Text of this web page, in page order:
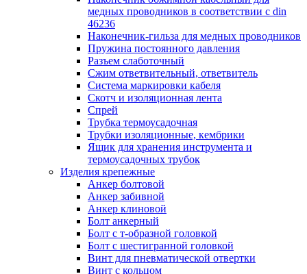
Потолочный профиль для
Разделитель для лотка
Рейки профильные
несущие
Секция угловая для кабельных
Соединитель для кабельных
Каналы настенного и потолочного
Зажим кабельный для кабель-
Кабель-канал
Кабель-канал напольный
Кабель-канал настенный
Коробка монтажная для
кабель-канала
Коробка распределительная для
кабель-каналов
Крышка для настенного кабель-
Панель лицевая для настенного
канала
Перегородка разделительная для
настенного кабель-канала
медных проводников в соответствии с din
46236
Наконечник-гильза для медных проводников
Пружина постоянного давления
Разъем слаботочный
Сжим ответвительный, ответвитель
Система маркировки кабеля
Скотч и изоляционная лента
Спрей
Трубка термоусадочная
Трубки изоляционные, кембрики
Ящик для хранения инструмента и
термоусадочных трубок
Изделия крепежные
Анкер болтовой
Анкер забивной
Анкер клиновой
Болт анкерный
Болт с т-образной головкой
Болт с шестигранной головкой
Винт для пневматической отвертки
Винт с кольцом